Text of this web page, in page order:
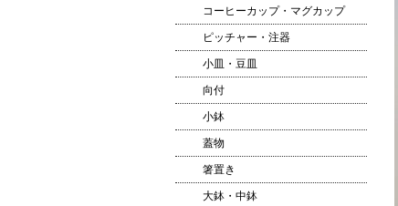
コーヒーカップ・マグカップ
ピッチャー・注器
小皿・豆皿
向付
小鉢
蓋物
箸置き
大鉢・中鉢